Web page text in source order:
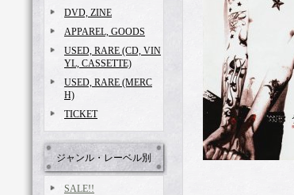
DVD, ZINE
APPAREL, GOODS
USED, RARE (CD, VIN
YL, CASSETTE)
USED, RARE (MERC
H)
TICKET
ジャンル・レーベル別
SALE!!